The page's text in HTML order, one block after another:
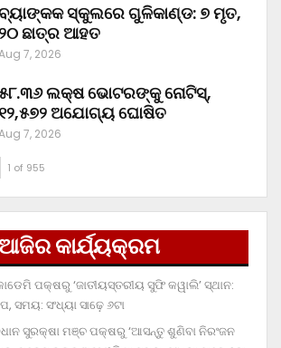
ସ୍କୁଲରେ ଗୁଳିକାଣ୍ଡ: ୭ ମୃତ,
୨୦ ଛାତ୍ର ଆହତ
7, 2026
ଲକ୍ଷ ଭୋଟରଙ୍କୁ ନୋଟିସ୍‌,
୧୨,୫୭୨ ଅଯୋଗ୍ୟ ଘୋଷିତ
7, 2026
1 of 955
ଆଜିର କାର୍ଯ୍ୟକ୍ରମ
ପକ୍ଷରୁ ‘ଜାତୀୟସ୍ତରୀୟ ସୁଫି କୱାଲି’ ସ୍ଥାନ:
ସମୟ: ସଂଧ୍ୟା ସାଢ଼େ ୬ଟା
ସୁରକ୍ଷା ମଞ୍ଚ ପକ୍ଷରୁ ‘ଆସନ୍ତୁ ଶୁଣିବା ନିରଂଜନ